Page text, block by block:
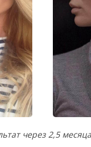
через 2,5